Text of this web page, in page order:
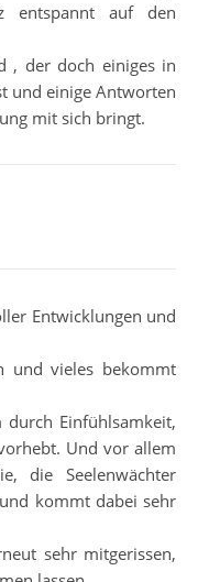
entspannt auf den
, der doch einiges in
und einige Antworten
mit sich bringt.
Entwicklungen und
und vieles bekommt
Einfühlsamkeit,
Und vor allem
die Seelenwächter
kommt dabei sehr
sehr mitgerissen,